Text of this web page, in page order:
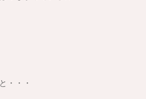
・・・